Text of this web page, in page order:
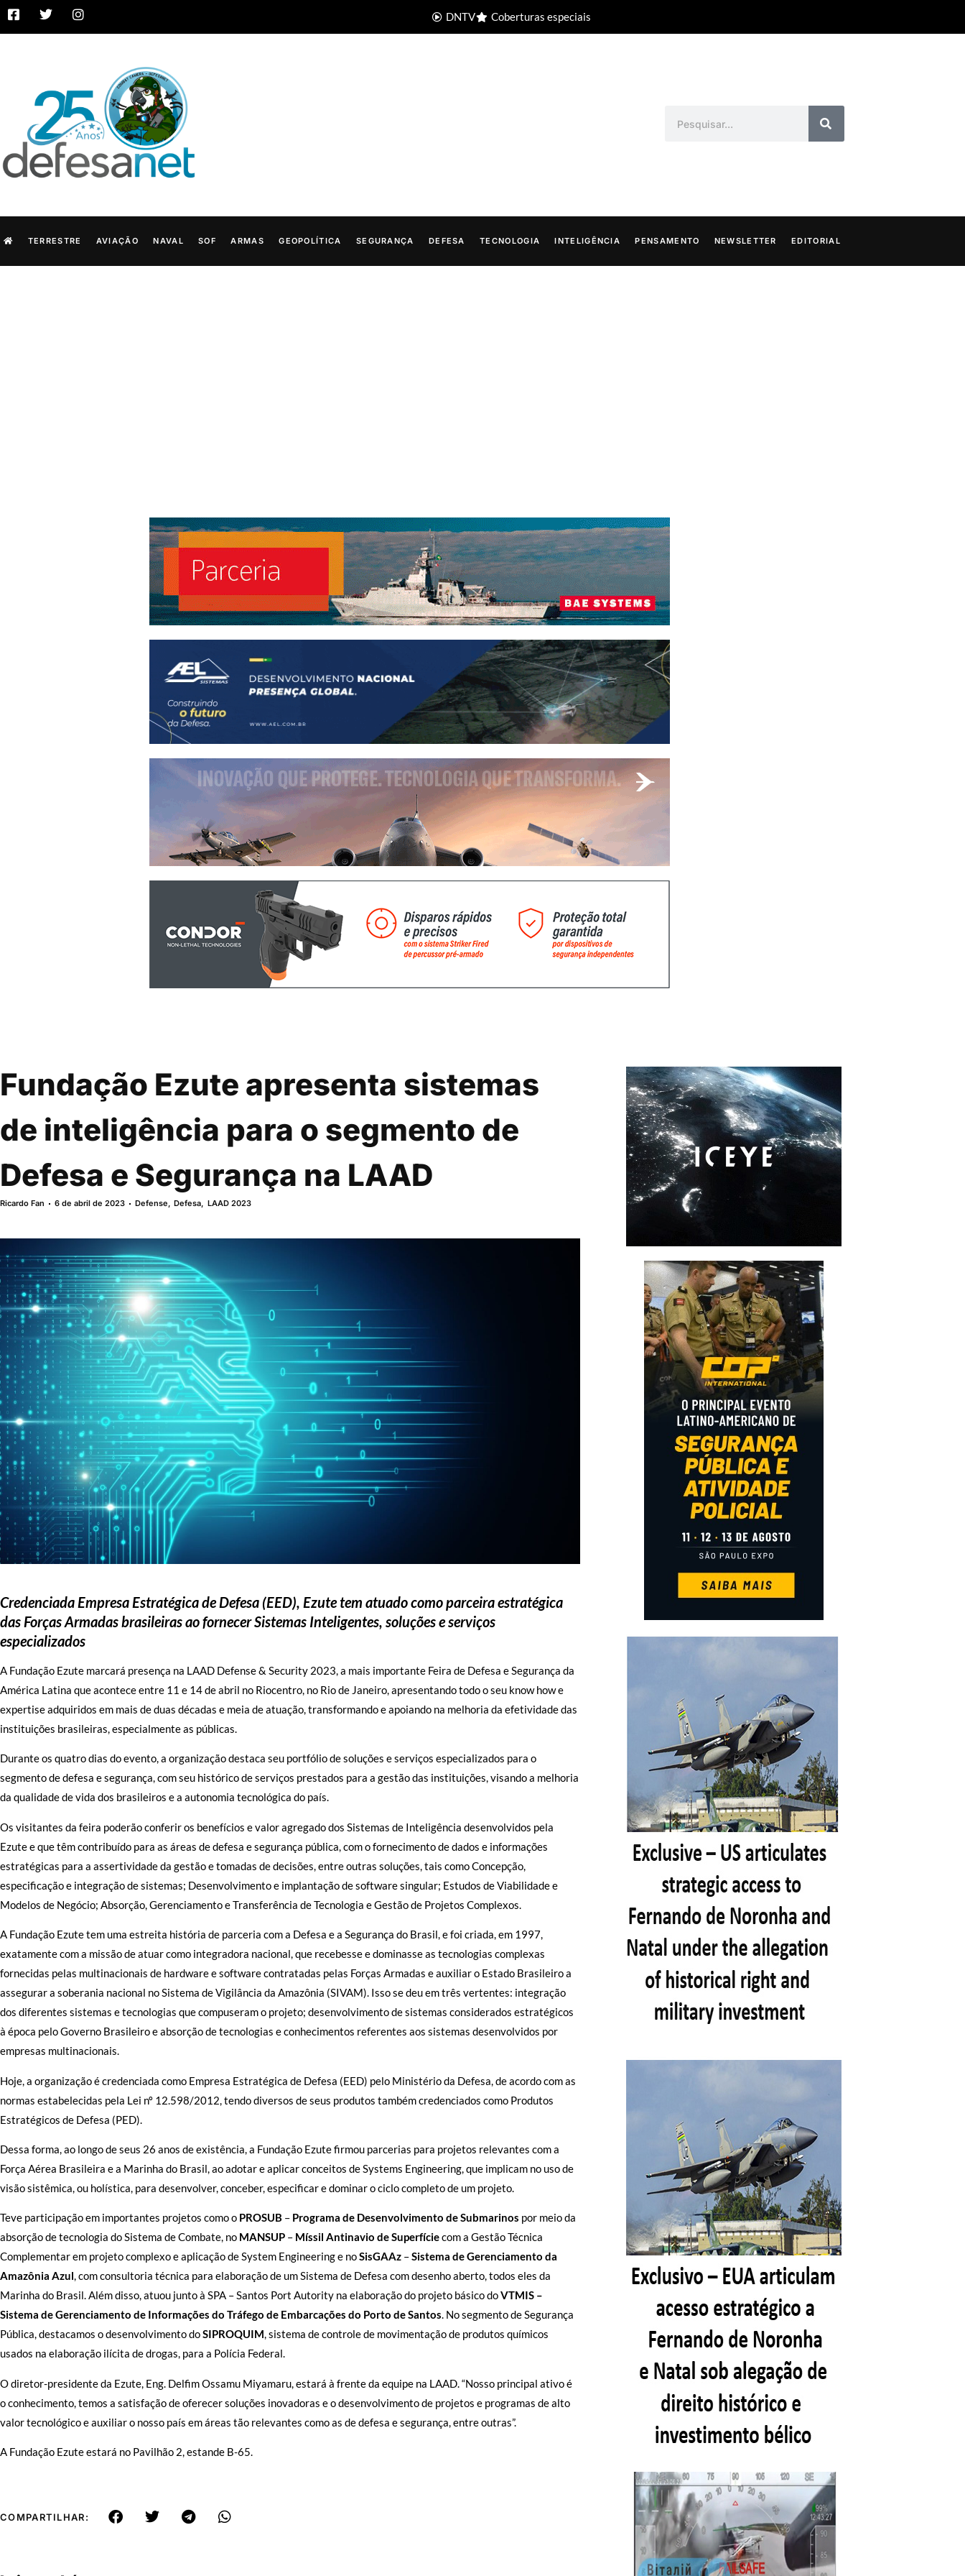
DNTV Coberturas especiais
TERRESTRE AVIAÇÃO NAVAL SOF ARMAS GEOPOLÍTICA SEGURANÇA DEFESA TECNOLOGIA INTELIGÊNCIA PENSAMENTO NEWSLETTER EDITORIAL
Fundação Ezute apresenta sistemas
de inteligência para o segmento de
Defesa e Segurança na LAAD
Ricardo Fan 6 de abril de 2023 Defense,Defesa, LAAD 2023
Credenciada Empresa Estratégica de Defesa (EED), Ezute tem atuado como parceira estratégica
das Forças Armadas brasileiras ao fornecer Sistemas Inteligentes, soluções e serviços
especializados
A Fundação Ezute marcará presença na LAAD Defense & Security 2023, a mais importante Feira de Defesa e Segurança da
América Latina que acontece entre 11 e 14 de abril no Riocentro, no Rio de Janeiro, apresentando todo o seu know how e
expertise adquiridos em mais de duas décadas e meia de atuação, transformando e apoiando na melhoria da efetividade das
instituições brasileiras, especialmente as públicas.
Durante os quatro dias do evento, a organização destaca seu portfólio de soluções e serviços especializados para o
segmento de defesa e segurança, com seu histórico de serviços prestados para a gestão das instituições, visando a melhoria
da qualidade de vida dos brasileiros e a autonomia tecnológica do país.
Os visitantes da feira poderão conferir os benefícios e valor agregado dos Sistemas de Inteligência desenvolvidos pela
Ezute e que têm contribuído para as áreas de defesa e segurança pública, com o fornecimento de dados e informações
estratégicas para a assertividade da gestão e tomadas de decisões, entre outras soluções, tais como Concepção,
especificação e integração de sistemas; Desenvolvimento e implantação de software singular; Estudos de Viabilidade e
Modelos de Negócio; Absorção, Gerenciamento e Transferência de Tecnologia e Gestão de Projetos Complexos.
A Fundação Ezute tem uma estreita história de parceria com a Defesa e a Segurança do Brasil, e foi criada, em 1997,
exatamente com a missão de atuar como integradora nacional, que recebesse e dominasse as tecnologias complexas
fornecidas pelas multinacionais de hardware e software contratadas pelas Forças Armadas e auxiliar o Estado Brasileiro a
assegurar a soberania nacional no Sistema de Vigilância da Amazônia (SIVAM). Isso se deu em três vertentes: integração
dos diferentes sistemas e tecnologias que compuseram o projeto; desenvolvimento de sistemas considerados estratégicos
à época pelo Governo Brasileiro e absorção de tecnologias e conhecimentos referentes aos sistemas desenvolvidos por
empresas multinacionais.
Hoje, a organização é credenciada como Empresa Estratégica de Defesa (EED) pelo Ministério da Defesa, de acordo com as
normas estabelecidas pela Lei nº 12.598/2012, tendo diversos de seus produtos também credenciados como Produtos
Estratégicos de Defesa (PED).
Dessa forma, ao longo de seus 26 anos de existência, a Fundação Ezute firmou parcerias para projetos relevantes com a
Força Aérea Brasileira e a Marinha do Brasil, ao adotar e aplicar conceitos de Systems Engineering, que implicam no uso de
visão sistêmica, ou holística, para desenvolver, conceber, especificar e dominar o ciclo completo de um projeto.
Teve participação em importantes projetos como o PROSUB – Programa de Desenvolvimento de Submarinos por meio da
absorção de tecnologia do Sistema de Combate, no MANSUP – Míssil Antinavio de Superfíciecom a Gestão Técnica
Complementar em projeto complexo e aplicação de System Engineering e noSisGAAz –Sistema de Gerenciamento da
Amazônia Azul, com consultoria técnica para elaboração de um Sistema de Defesa com desenho aberto, todos eles da
Marinha do Brasil. Além disso, atuou junto à SPA – Santos Port Autority na elaboração do projeto básico doVTMIS –
Sistema de Gerenciamento de Informações do Tráfego de Embarcações do Porto de Santos. No segmento de Segurança
Pública, destacamos o desenvolvimento doSIPROQUIM, sistema de controle de movimentação de produtos químicos
usados na elaboração ilícita de drogas, para a Polícia Federal.
O diretor-presidente da Ezute, Eng. Delfim Ossamu Miyamaru, estará à frente da equipe na LAAD. “Nosso principal ativo é
o conhecimento, temos a satisfação de oferecer soluções inovadoras e o desenvolvimento de projetos e programas de alto
valor tecnológico e auxiliar o nosso país em áreas tão relevantes como as de defesa e segurança, entre outras”.
A Fundação Ezute estará no Pavilhão 2, estande B-65.
COMPARTILHAR: